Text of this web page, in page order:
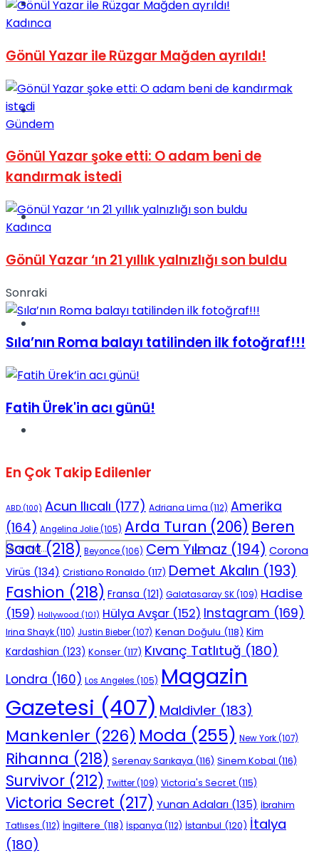
Sinema
Tatil
No Result
View All Result
Kadınca
Gönül Yazar ile Rüzgar Mağden ayrıldı!
Gündem
Gönül Yazar şoke etti: O adam beni de
kandırmak istedi
Kadınca
Gönül Yazar ‘ın 21 yıllık yalnızlığı son buldu
Sonraki
Sıla’nın Roma balayı tatilinden ilk fotoğraf!!!
Fatih Ürek'in acı günü!
En Çok Takip Edilenler
ABD (100) Acun Ilıcalı (177) Adriana Lima (112) Amerika
(164) Angelina Jolie(105) Arda Turan (206) Beren
Saat(218) Beyonce(106) Cem Yılmaz (194) Corona
Virüs (134) Cristiano Ronaldo (117) Demet Akalın (193)
Fashion (218) Fransa (121) Galatasaray SK(109) Hadise
(159) Hollywood (101) Hülya Avşar (152) Instagram (169)
Irina Shayk(110) Justin Bieber(107) Kenan Doğulu (118) Kim
Kardashian (123) Konser (117) Kıvanç Tatlıtuğ (180)
Londra (160) Los Angeles (105) Magazin
Gazetesi (407) Maldivler (183)
Mankenler (226) Moda (255) New York(107)
Rihanna (218) Serenay Sarıkaya (116) Sinem Kobal (116)
Survivor (212) Twitter(109) Victoria's Secret (115)
Victoria Secret (217) Yunan Adaları (135) İbrahim
Tatlıses (112) İngiltere (118) İspanya (112) İstanbul (120) İtalya
(180)